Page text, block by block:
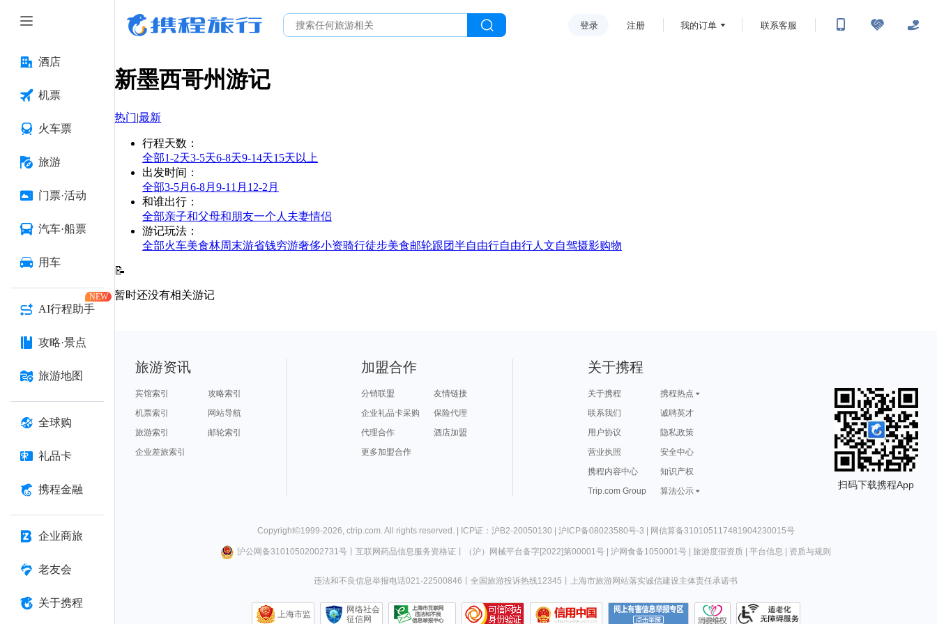
酒店
机票
火车票
旅游
门票·活动
汽车·船票
用车
AI行程助手
NEW
攻略·景点
旅游地图
全球购
礼品卡
携程金融
企业商旅
老友会
关于携程
登录 注册 我的订单 联系客服
新墨西哥州游记
热门|最新
行程天数 ：
全部1-2天3-5天6-8天9-14天15天以上
出发时间 ：
全部3-5月 6-8月 9-11月 12-2月
和谁出行 ：
全部亲子和父母和朋友一个人 夫妻情侣
游记玩法 ：
全部火车美食林周末游省钱穷游奢侈小资骑行徒步美食邮轮跟团半自由行自由行人文自驾摄影购物
📝
暂时还没有相关游记
旅游资讯
宾馆索引
攻略索引
机票索引
网站导航
旅游索引
邮轮索引
企业差旅索引
加盟合作
分销联盟
友情链接
企业礼品卡采购
保险代理
代理合作
酒店加盟
更多加盟合作
关于携程
关于携程
携程热点
联系我们
诚聘英才
用户协议
隐私政策
营业执照
安全中心
携程内容中心
知识产权
Trip.com Group
算法公示
扫码下载携程App
Copyright©1999-2026, ctrip.com. All rights reserved. | ICP证：沪B2-20050130 | 沪ICP备08023580号-3 | 网信算备310105117481904230015号
沪公网备31010502002731号丨 互联网药品信息服务资格证 （沪）网械平台备字[2022]第00001号| 沪网食备1050001号| 旅游度假资质| 平台信息 资质与规则
违法和不良信息举报电话021-22500846 全国旅游投诉热线12345 上海市旅游网站落实诚信建设主体责任承诺书
上海市监
网络社会
征信网